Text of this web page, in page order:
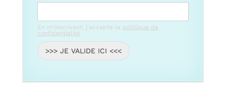
En m'inscrivant, j'accepte la politique de
confidentialité
>>> JE VALIDE ICI <<<